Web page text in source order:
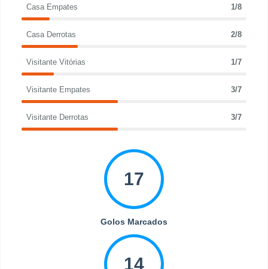
Casa Empates 1/8
Casa Derrotas 2/8
Visitante Vitórias 1/7
Visitante Empates 3/7
Visitante Derrotas 3/7
17
Golos Marcados
14